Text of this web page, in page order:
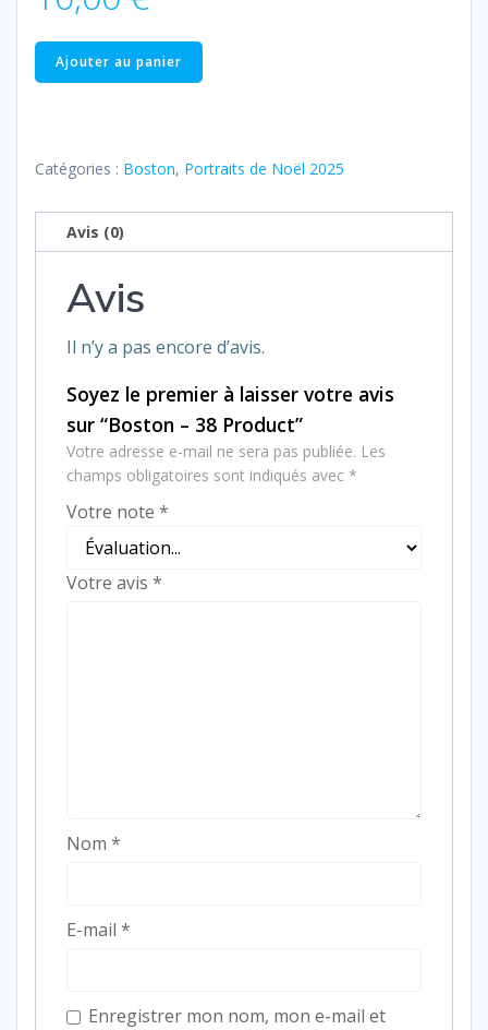
quantité
de
38
Ajouter au panier
Catégories : Boston, Portraits de Noël 2025
Avis (0)
Avis
Il n’y a pas encore d’avis.
Soyez le premier à laisser votre avis
sur “Boston – 38 Product”
Votre adresse e-mail ne sera pas publiée. Les
champs obligatoires sont indiqués avec *
Votre note *
Votre avis *
Nom *
E-mail *
Enregistrer mon nom, mon e-mail et